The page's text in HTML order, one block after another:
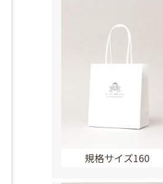
規格サイズ160